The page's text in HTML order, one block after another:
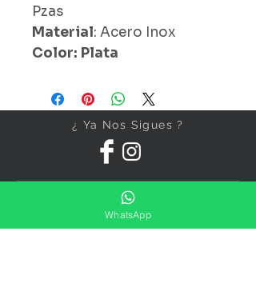
Pzas
Material: Acero Inox
Color: Plata
¿ Ya Nos Sigues ?
Suscríbete ahora
WhatsApp